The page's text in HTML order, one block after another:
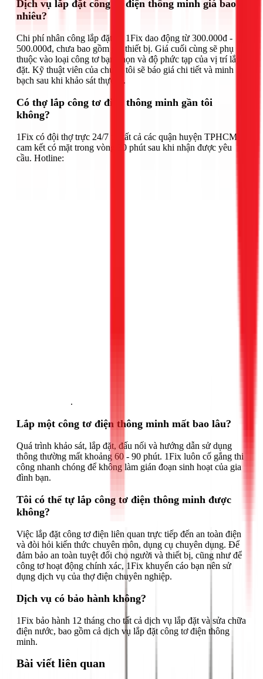
Dịch vụ lắp đặt công tơ điện thông minh giá bao
nhiêu?
Chi phí nhân công lắp đặt tại 1Fix dao động từ 300.000đ -
500.000đ, chưa bao gồm giá thiết bị. Giá cuối cùng sẽ phụ
thuộc vào loại công tơ bạn chọn và độ phức tạp của vị trí lắp
đặt. Kỹ thuật viên của chúng tôi sẽ báo giá chi tiết và minh
bạch sau khi khảo sát thực tế.
Có thợ lắp công tơ điện thông minh gần tôi
không?
1Fix có đội thợ trực 24/7 tại tất cả các quận huyện TPHCM,
cam kết có mặt trong vòng 30 phút sau khi nhận được yêu
cầu. Hotline:
.
Lắp một công tơ điện thông minh mất bao lâu?
Quá trình khảo sát, lắp đặt, đấu nối và hướng dẫn sử dụng
thông thường mất khoảng 60 - 90 phút. 1Fix luôn cố gắng thi
công nhanh chóng để không làm gián đoạn sinh hoạt của gia
đình bạn.
Tôi có thể tự lắp công tơ điện thông minh được
không?
Việc lắp đặt công tơ điện liên quan trực tiếp đến an toàn điện
và đòi hỏi kiến thức chuyên môn, dụng cụ chuyên dụng. Để
đảm bảo an toàn tuyệt đối cho người và thiết bị, cũng như để
công tơ hoạt động chính xác, 1Fix khuyến cáo bạn nên sử
dụng dịch vụ của thợ điện chuyên nghiệp.
Dịch vụ có bảo hành không?
1Fix bảo hành 12 tháng cho tất cả dịch vụ lắp đặt và sửa chữa
điện nước, bao gồm cả dịch vụ lắp đặt công tơ điện thông
minh.
Bài viết liên quan